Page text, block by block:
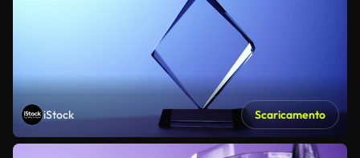
iStock Scaricamento